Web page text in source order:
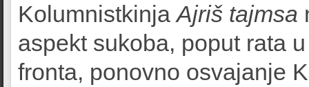
KolumnistkinjaAjriš tajmsa
aspekt sukoba, poput rata
fronta, ponovno osvajanje